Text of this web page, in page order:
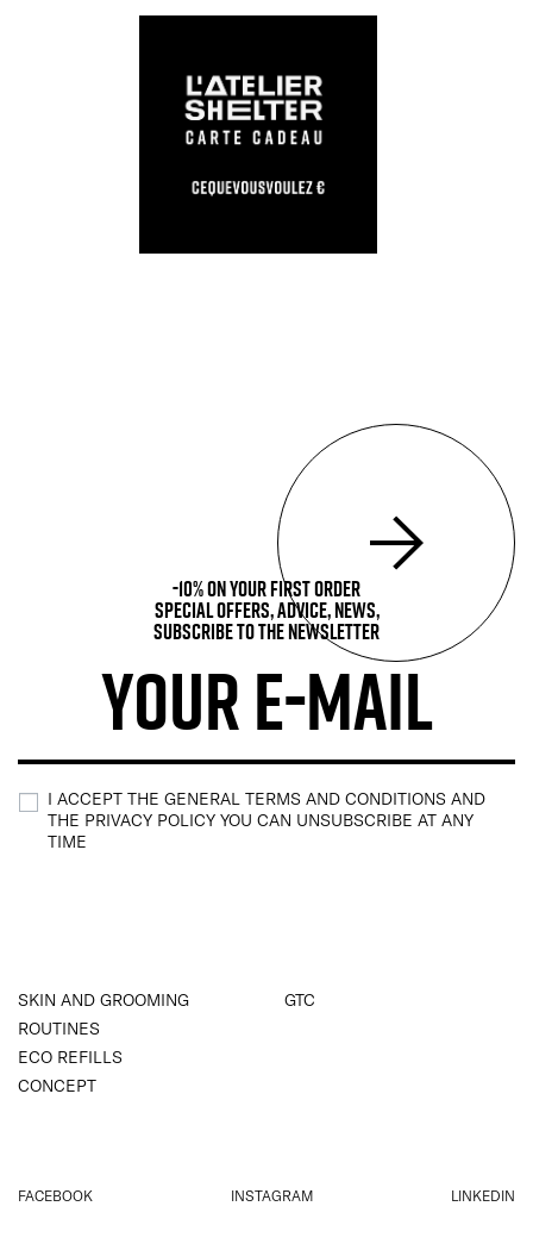
-10% on your first order
Special offers, advice, news,
subscribe to the newsletter
I ACCEPT THE GENERAL TERMS AND CONDITIONS AND
THE PRIVACY POLICY YOU CAN UNSUBSCRIBE AT ANY
TIME
SKIN AND GROOMING
ROUTINES
ECO REFILLS
CONCEPT
GTC
FACEBOOK INSTAGRAM LINKEDIN